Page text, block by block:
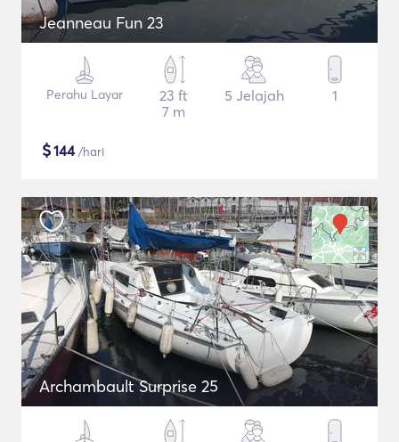
Jeanneau Fun 23
Perahu Layar
23 ft
7 m
5 Jelajah 1
$144/hari
Archambault Surprise 25